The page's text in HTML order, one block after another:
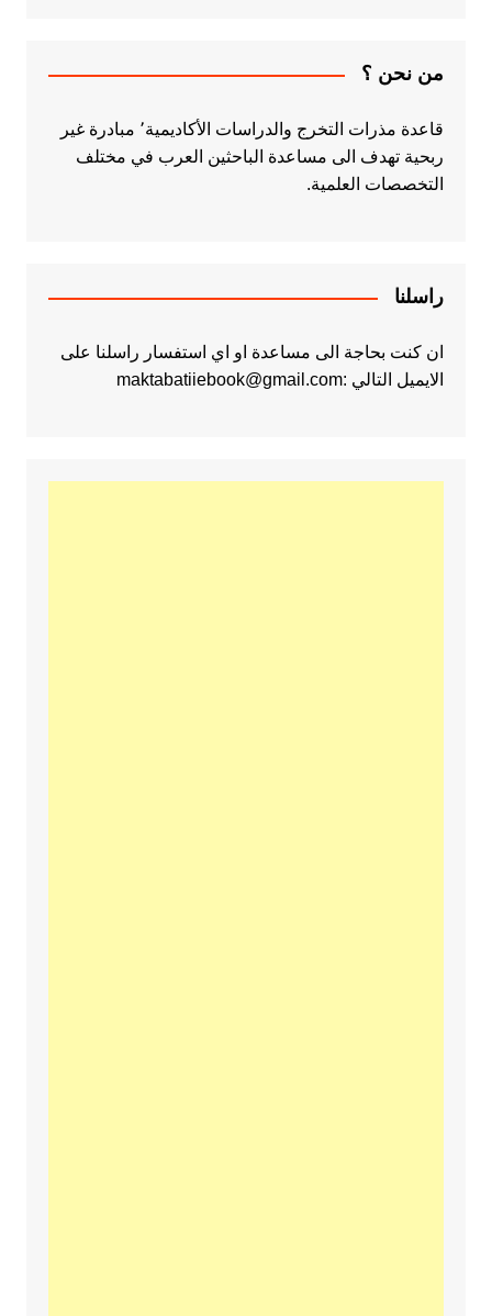
من نحن ؟
قاعدة مذرات التخرج والدراسات الأكاديمية٬ مبادرة غير
ربحية تهدف الى مساعدة الباحثين العرب في مختلف
التخصصات العلمية.
راسلنا
ان كنت بحاجة الى مساعدة او اي استفسار راسلنا على
الايميل التالي :maktabatiiebook@gmail.com